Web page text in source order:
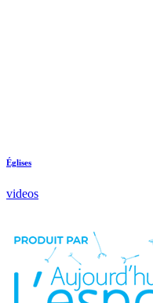
Églises
videos